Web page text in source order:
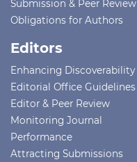
Submission & Peer Review
Obligations for Authors
Editors
Enhancing Discoverability
Editorial Office Guidelines
Editor & Peer Review
Monitoring Journal
Performance
Attracting Submissions